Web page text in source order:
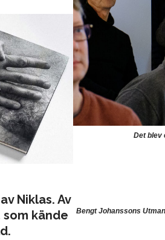
Det blev
Niklas. Av
kände
Bengt Johanssons